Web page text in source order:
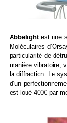
Abbelightest une
Moléculaires
particularité de
manière vibratoire,
la diffraction. Le
d’un
est loué 400€ par